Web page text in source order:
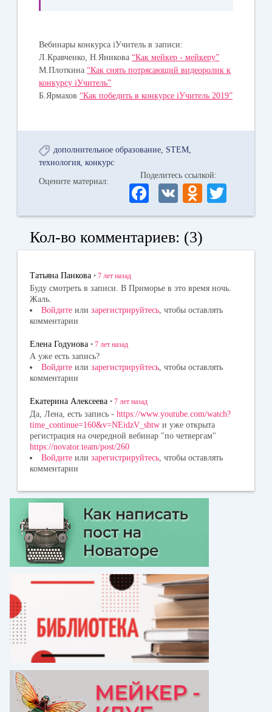
Вебинары конкурса iУчитель в записи:
Л.Кравченко, Н.Яникова“Как мейкер - мейкеру”
М.Плоткина“Как снять потрясающий видеоролик к
конкурсу iУчитель”
Б.Ярмахов“Как победить в конкурсе iУчитель 2019”
дополнительное образование STEM
технология конкурс
Оцените материал:
Поделитесь ссылкой:
Fa
ce
bo
ok
V
K
O
dn
la
ni
ki
wi
r
Кол-во комментариев: (3)
Татьяна Панкова • 7 лет назад
Буду смотреть в записи. В Приморье в это время ночь.
Жаль.
Войдите или зарегистрируйтесь , чтобы оставлять
комментарии
Елена Годунова • 7 лет назад
А уже есть запись?
Войдите или зарегистрируйтесь, чтобы оставлять
комментарии
Екатерина Алексеева • 7 лет назад
Да, Лена, есть запись - https://www.youtube.com/watch?
time_continue=160&v=NEidzV_shtw и уже открыта
регистрация на очередной вебинар "по четвергам"
https://novator.team/post/260
Войдите или зарегистрируйтесь , чтобы оставлять
комментарии